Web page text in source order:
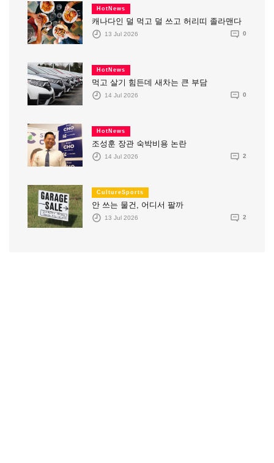
HotNews
캐나다인 덜 먹고 덜 쓰고 허리띠 졸라맨다
13 Jul 2026 0
HotNews
먹고 살기 힘든데 새차는 큰 부담
14 Jul 2026 0
HotNews
조성훈 장관 숙박비용 논란
14 Jul 2026 2
CultureSports
안 쓰는 물건, 어디서 팔까
13 Jul 2026 2